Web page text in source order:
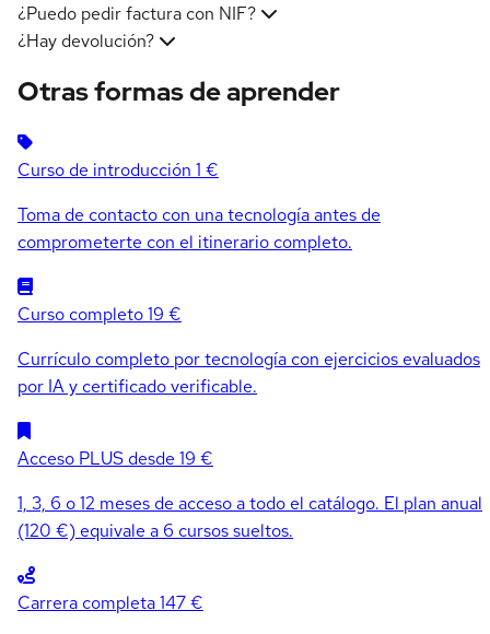
¿Puedo pedir factura con NIF?
¿Hay devolución?
Otras formas de aprender
Curso de introducción 1 €
Toma de contacto con una tecnología antes de
comprometerte con el itinerario completo.
Curso completo19 €
Currículo completo por tecnología con ejercicios evaluados
por IA y certificado verificable.
Acceso PLUS desde 19 €
1, 3, 6 o 12 meses de acceso a todo el catálogo. El plan anual
(120 €) equivale a 6 cursos sueltos.
Carrera completa147 €